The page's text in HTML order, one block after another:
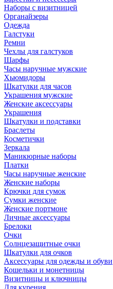
Наборы с визитницей
Органайзеры
Одежда
Галстуки
Ремни
Чехлы для галстуков
Шарфы
Часы наручные мужские
Хьюмидоры
Шкатулки для часов
Украшения мужские
Женские аксессуары
Украшения
Шкатулки и подставки
Браслеты
Косметички
Зеркала
Маникюрные наборы
Платки
Часы наручные женские
Женские наборы
Крючки для сумок
Сумки женские
Женские портмоне
Личные аксессуары
Брелоки
Очки
Солнцезащитные очки
Шкатулки для очков
Аксессуары для одежды и обуви
Кошельки и монетницы
Визитницы и ключницы
Для курения